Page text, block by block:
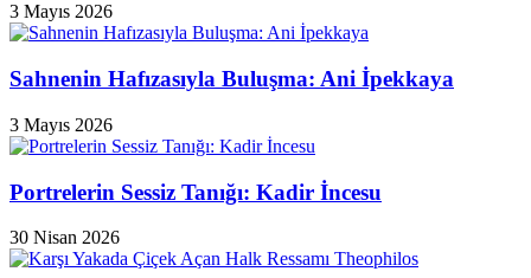
3 Mayıs 2026
Sahnenin Hafızasıyla Buluşma: Ani İpekkaya
3 Mayıs 2026
Portrelerin Sessiz Tanığı: Kadir İncesu
30 Nisan 2026